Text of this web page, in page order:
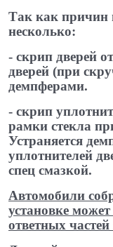
Так как причин
несколько:
- скрип дверей
дверей (при
демпферами.
- скрип
рамки стекла
Устраняется
уплотнителей
спец ​смазкой.
Автомобили
установке
ответных